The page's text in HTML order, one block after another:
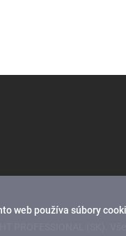
web používa súbory